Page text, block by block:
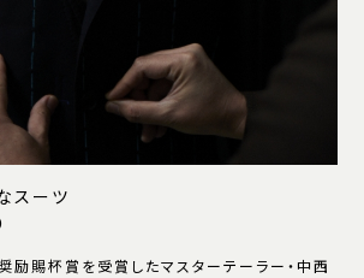
スーツ
励賜杯賞を受賞したマスターテーラー・中西